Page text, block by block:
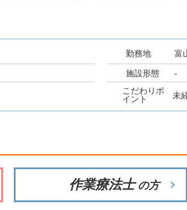
勤務地 富
施設形態 -
こだわりポ
イント
未
作業療法士 の方